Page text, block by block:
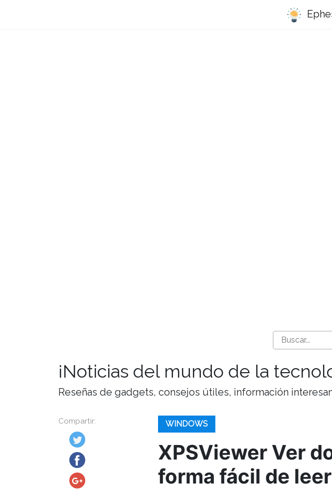
¡Noticias del mundo de la
Reseñas de gadgets, consejos útiles, información
Compartir: WINDOWS
XPSViewer Ver
forma fácil de leer